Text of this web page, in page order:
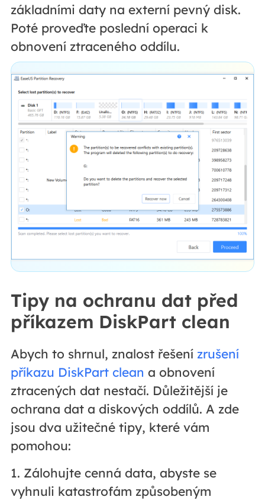
základními daty na externí pevný disk.
Poté proveďte poslední operaci k
obnovení ztraceného oddílu.
Tipy na ochranu dat před
příkazem DiskPart clean
Abych to shrnul, znalost řešení zrušení
příkazu DiskPart clean a obnovení
ztracených dat nestačí. Důležitější je
ochrana dat a diskových oddílů. A zde
jsou dva užitečné tipy, které vám
pomohou:
1. Zálohujte cenná data, abyste se
vyhnuli katastrofám způsobeným